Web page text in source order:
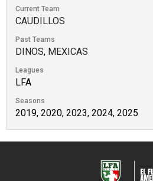
Current Team
CAUDILLOS
Past Teams
DINOS, MEXICAS
Leagues
LFA
Seasons
2019, 2020, 2023, 2024, 2025